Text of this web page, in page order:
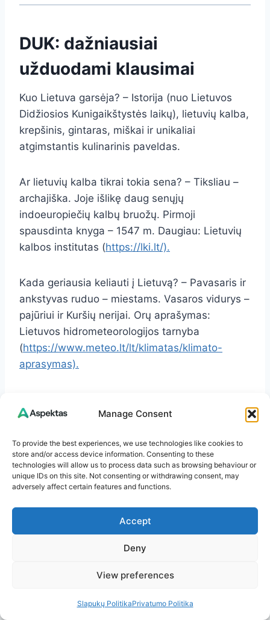
Manage Consent
To provide the best experiences, we use technologies like cookies to
store and/or access device information. Consenting to these
technologies will allow us to process data such as browsing behaviour or
unique IDs on this site. Not consenting or withdrawing consent, may
adversely affect certain features and functions.
Accept
Deny
View preferences
Slapukų PolitikaPrivatumo Politika
DUK: dažniausiai
užduodami klausimai
Kuo Lietuva garsėja? – Istorija (nuo Lietuvos
Didžiosios Kunigaikštystės laikų), lietuvių kalba,
krepšinis, gintaras, miškai ir unikaliai
atgimstantis kulinarinis paveldas.
Ar lietuvių kalba tikrai tokia sena? – Tiksliau –
archajiška. Joje išlikę daug senųjų
indoeuropiečių kalbų bruožų. Pirmoji
spausdinta knyga – 1547 m. Daugiau: Lietuvių
kalbos institutas (https://lki.lt/).
Kada geriausia keliauti į Lietuvą? – Pavasaris ir
ankstyvas ruduo – miestams. Vasaros vidurys –
pajūriui ir Kuršių nerijai. Orų aprašymas:
Lietuvos hidrometeorologijos tarnyba
(https://www.meteo.lt/lt/klimatas/klimato-
aprasymas).
Europos šalis. Kaip visada, keliaujant verta
Kiek kainuoja aplankyti Trakų pilį? – Bilieto
kainos kinta priklausomai nuo sezono ir
https://www.trakaimuziejus.lt/.
Kur geriausia ieškoti gintaro? – Po audrų
pajūryje (Palanga, Melnragė, Karklė, Smiltynė,
būkite atsargūs bangų zonoje.